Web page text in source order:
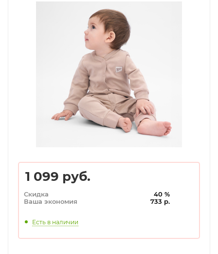
1 099 руб.
Скидка
40 %
Ваша экономия
733 р.
Есть в наличии